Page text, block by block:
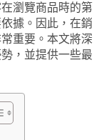
瀏覽商品時的第
據。因此，在銷
重要。本文將深
，並提供一些最